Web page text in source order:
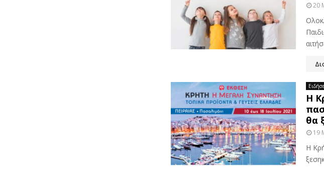
20
H
θα
19
Η